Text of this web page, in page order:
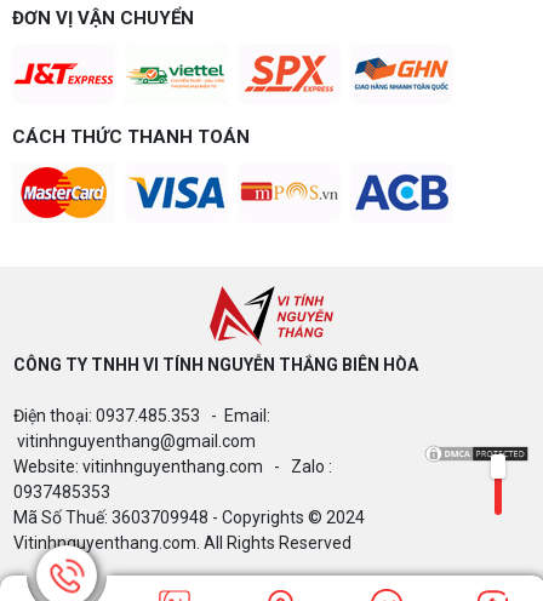
Mềm Vi Tính Nguyễn Thắng
bão giá
100% - 40 PC HƠN 1 TỶ CẤU HÌNH CHI
TIẾT
DLSS Enabler 4.5: Mở Khóa Frame Gen
x5, x6 Cho RTX 40 Series và Card AMD
ĐƠN VỊ VẬN CHUYỂN
CÁCH THỨC THANH TOÁN
CÔNG TY TNHH VI TÍNH NGUYỄN THẮNG BIÊN HÒA​
Điện thoại: 0937.485.353 - Email:
vitinhnguyenthang@gmail.com
Website: vitinhnguyenthang.com - Zalo :
0937485353
Mã Số Thuế: 3603709948 - Copyrights © 2024
Vitinhnguyenthang.com. All Rights Reserved